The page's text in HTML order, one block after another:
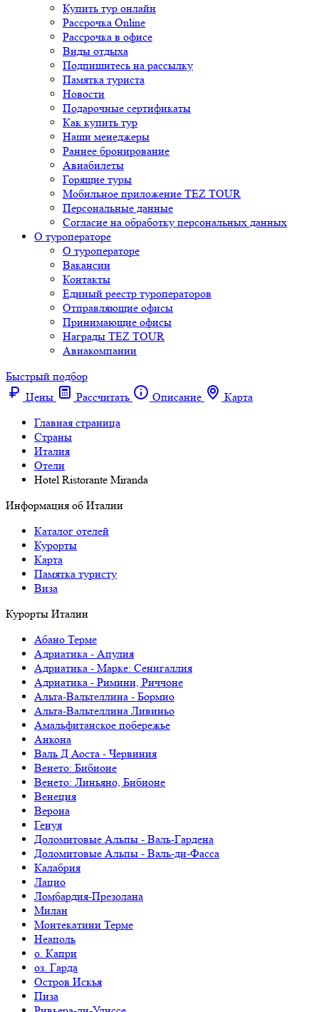
Купить тур онлайн
Рассрочка Online
Рассрочка в офисе
Виды отдыха
Подпишитесь на рассылку
Памятка туриста
Новости
Подарочные сертификаты
Как купить тур
Наши менеджеры
Раннее бронирование
Авиабилеты
Горящие туры
Мобильное приложение TEZ TOUR
Персональные данные
Согласие на обработку персональных данных
О туроператоре
О туроператоре
Вакансии
Контакты
Единый реестр туроператоров
Отправляющие офисы
Принимающие офисы
Награды TEZ TOUR
Авиакомпании
Быстрый подбор
Цены
Рассчитать Описание
Карта
Главная страница
Cтраны
Италия
Отели
Hotel Ristorante Miranda
Информация об Италии
Каталог отелей
Курорты
Карта
Памятка туристу
Виза
Курорты Италии
Абано Терме
Адриатика - Апулия
Адриатика - Марке: Сенигаллия
Адриатика - Римини, Риччоне
Альта-Вальтеллина - Бормио
Альта-Вальтеллина Ливиньо
Амальфитанское побережье
Анкона
Валь Д Аоста - Червиния
Венето: Бибионе
Венето: Линьяно, Бибионе
Венеция
Верона
Генуя
Доломитовые Альпы - Валь-Гардена
Доломитовые Альпы - Валь-ди-Фасса
Калабрия
Лацио
Ломбардия-Презолана
Милан
Монтекатини Терме
Неаполь
о. Капри
оз. Гарда
Остров Искья
Пиза